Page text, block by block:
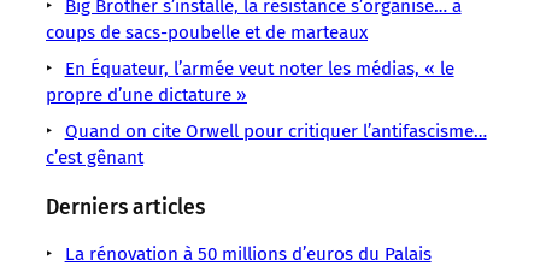
Démocratie
Dictature
Novlangue
Orwell
« usé »
par
memes.
Raoul
Peck
:
pas
une
autopsie
du
en
Je
Big Brother s’installe, la résistance s’organise… à
coups de sacs-poubelle et de marteaux
En Équateur, l’armée veut noter les médias, « le
propre d’une dictature »
Quand on cite Orwell pour critiquer l’antifascisme…
c’est gênant
Derniers articles
La rénovation à 50 millions d’euros du Palais